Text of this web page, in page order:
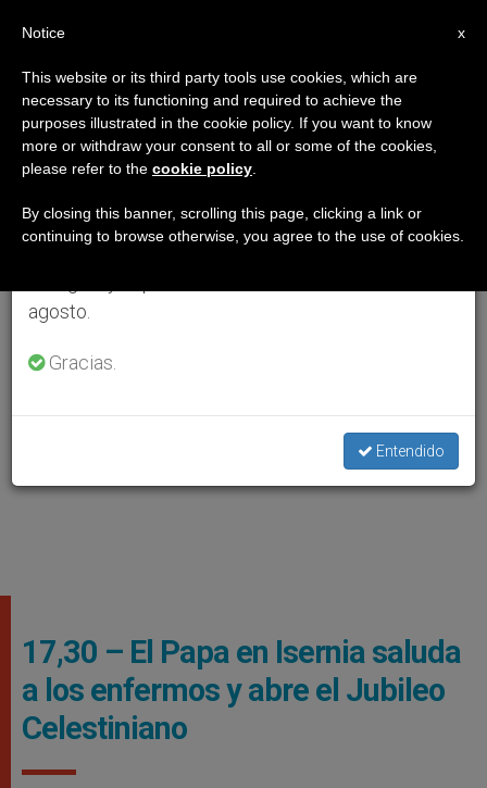
17,30 – El Papa en Isernia saluda
a los enfermos y abre el Jubileo
Celestiniano
×
Aviso importante
Del 27 de julio al 7 de agosto haremos la pausa
anual, aprovechando que en el periodo de verano
se generan menos informaciones y también el
agosto.
Gracias.
Entendido
x
Notice
This website or its third party tools use cookies, which are
necessary to its functioning and required to achieve the
purposes illustrated in the cookie policy. If you want to know
more or withdraw your consent to all or some of the cookies,
please refer to the cookie policy
By closing this banner, scrolling this page, clicking a link or
continuing to browse otherwise, you agree to the use of cookies.